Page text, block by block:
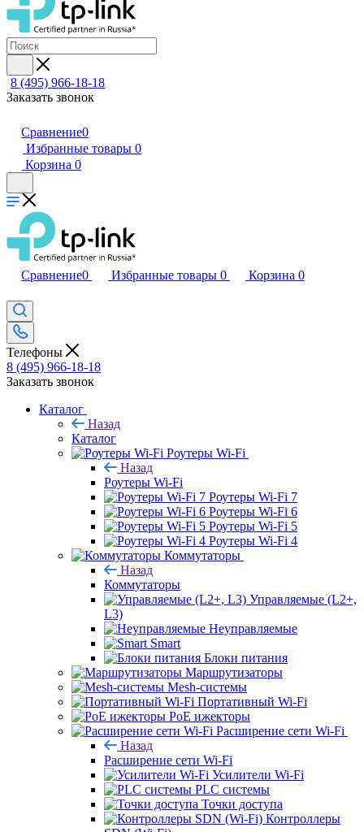
8 (495) 966-18-18
Заказать звонок
Сравнение0
Избранные товары 0
Корзина 0
Сравнение0 Избранные товары 0 Корзина 0
Телефоны
8 (495) 966-18-18
Заказать звонок
Каталог
Назад
Каталог
Роутеры Wi-Fi
Назад
Роутеры Wi-Fi
Роутеры Wi-Fi 7
Роутеры Wi-Fi 6
Роутеры Wi-Fi 5
Роутеры Wi-Fi 4
Коммутаторы
Назад
Коммутаторы
Управляемые (L2+,
L3)
Неуправляемые
Smart
Блоки питания
Маршрутизаторы
Mesh-системы
Портативный Wi-Fi
PoE ижекторы
Расширение сети Wi‑Fi
Назад
Расширение сети Wi‑Fi
Усилители Wi-Fi
PLC системы
Точки доступа
Контроллеры